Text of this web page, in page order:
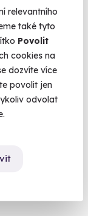
relevantního
také tyto
Povolit
cookies na
dozvíte více
povolit jen
odvolat
9.3(38)